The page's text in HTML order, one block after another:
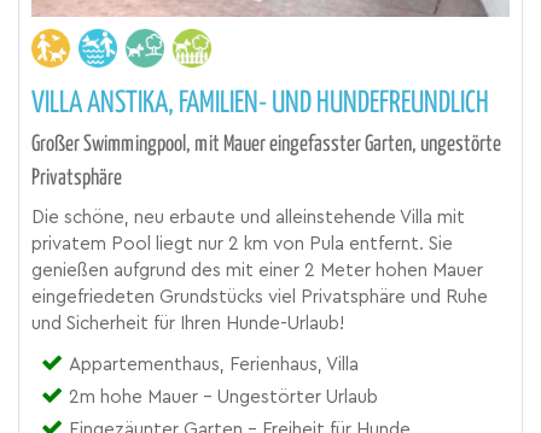
VILLA ANSTIKA, FAMILIEN- UND HUNDEFREUNDLICH
Großer Swimmingpool, mit Mauer eingefasster Garten, ungestörte
Privatsphäre
Die schöne, neu erbaute und alleinstehende Villa mit
privatem Pool liegt nur 2 km von Pula entfernt. Sie
genießen aufgrund des mit einer 2 Meter hohen Mauer
eingefriedeten Grundstücks viel Privatsphäre und Ruhe
und Sicherheit für Ihren Hunde-Urlaub!
Appartementhaus, Ferienhaus, Villa
2m hohe Mauer - Ungestörter Urlaub